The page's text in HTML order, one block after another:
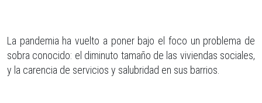
La pandemia ha vuelto a poner bajo el foco un problema de
sobra conocido: el diminuto tamaño de las viviendas sociales,
y la carencia de servicios y salubridad en sus barrios.